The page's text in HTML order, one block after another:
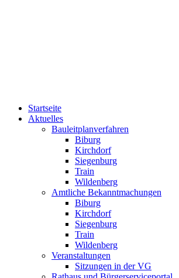
Startseite
Aktuelles
Bauleitplanverfahren
Biburg
Kirchdorf
Siegenburg
Train
Wildenberg
Amtliche Bekanntmachungen
Biburg
Kirchdorf
Siegenburg
Train
Wildenberg
Veranstaltungen
Sitzungen in der VG